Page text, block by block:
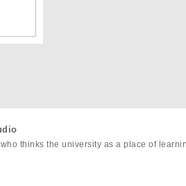
thinks the university as a place of